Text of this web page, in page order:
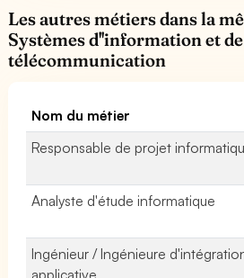
Les autres métiers dans la
Systèmes d''information et de
télécommunication
Nom du métier
Responsable de projet
Analyste d'étude informatique
Ingénieur / Ingénieure
applicative